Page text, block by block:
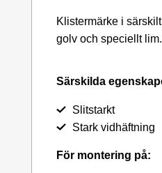
Klistermärke i
golv och speciellt lim.
Särskilda
Slitstarkt
Stark vidhäftning
För montering på: